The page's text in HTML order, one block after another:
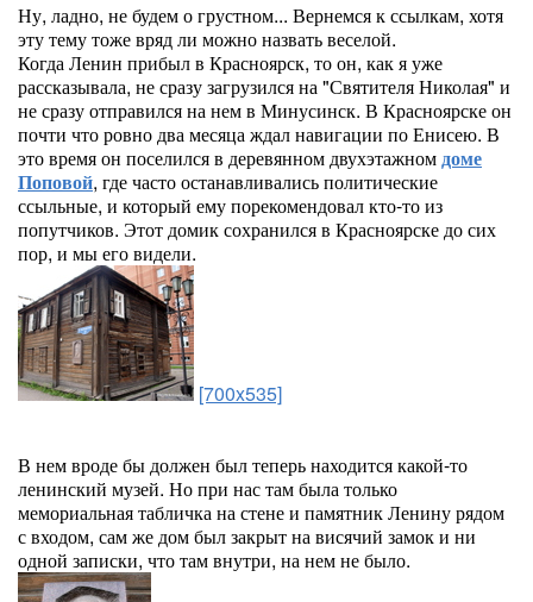
Ну, ладно, не будем о грустном... Вернемся к ссылкам, хотя
эту тему тоже вряд ли можно назвать веселой.
Когда Ленин прибыл в Красноярск, то он, как я уже
рассказывала, не сразу загрузился на "Святителя Николая" и
не сразу отправился на нем в Минусинск. В Красноярске он
почти что ровно два месяца ждал навигации по Енисею. В
это время он поселился в деревянном двухэтажномдоме
Поповой, где часто останавливались политические
ссыльные, и который ему порекомендовал кто-то из
попутчиков. Этот домик сохранился в Красноярске до сих
пор, и мы его видели.
[700x535]
В нем вроде бы должен был теперь находится какой-то
ленинский музей. Но при нас там была только
мемориальная табличка на стене и памятник Ленину рядом
с входом, сам же дом был закрыт на висячий замок и ни
одной записки, что там внутри, на нем не было.